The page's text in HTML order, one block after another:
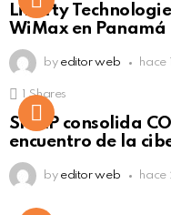
Liberty
WiMax en Panamá
by editor web hace
Shares
SISAP consolida
encuentro de la
by editor web hace